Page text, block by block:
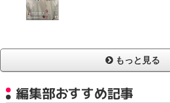
もっと見る
編集部おすすめ記事